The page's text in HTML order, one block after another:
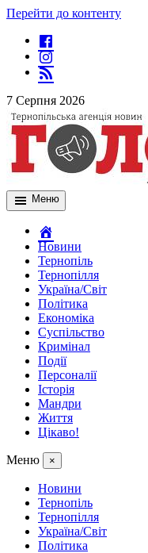
Перейти до контенту
7 Серпня 2026
Меню
Новини
Тернопіль
Тернопілля
Україна/Світ
Політика
Економіка
Суспільство
Кримінал
Події
Персоналії
Історія
Мандри
Життя
Цікаво!
Меню ×
Новини
Тернопіль
Тернопілля
Україна/Світ
Політика